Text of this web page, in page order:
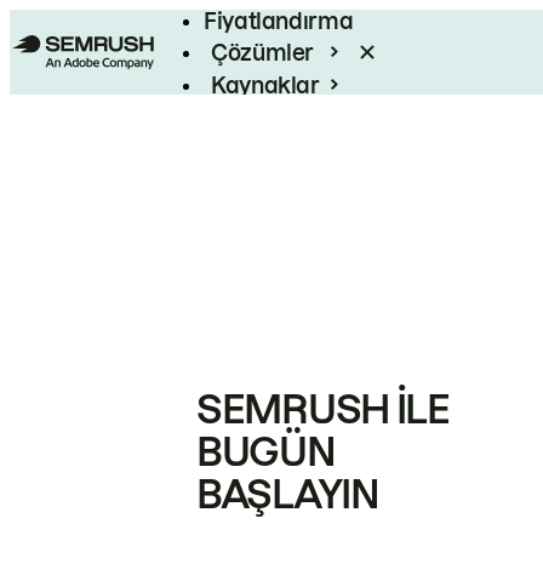
Fiyatlandırma
Çözümler
Kaynaklar
SEMRUSH ILE
BUGÜN
BAŞLAYIN